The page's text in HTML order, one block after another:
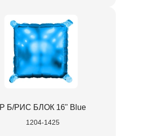
Р Б/РИС БЛОК 16" Blue
1204-1425